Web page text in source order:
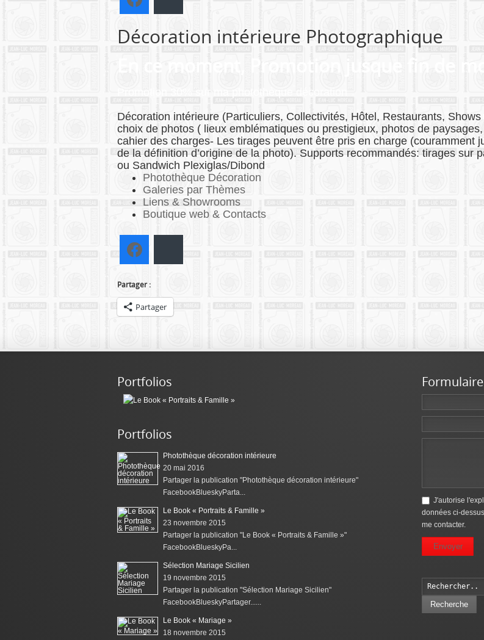
Décoration intérieure Photographique
En ce moment, Promotion jusque fin de
Promotion 30% sur ma photothèque décoration
Décoration intérieure (Particuliers, Collectivités, Hôtel, Restaurants,
choix de photos ( lieux emblématiques ou prestigieux, photos de
cahier des charges- Les tirages peuvent être pris en charge (couramment
de la définition d’origine de la photo). Supports recommandés: tirages sur
ou Sandwich Plexiglas/Dibond
Photothèque Décoration
Galeries par Thèmes
Liens & Showrooms
Boutique web & Contacts
FacebookBluesky
Partager :
Partager
Portfolios
Portfolios
Photothèque décoration intérieure
20 mai 2016
Partager la publication "Photothèque décoration intérieure"
FacebookBlueskyParta...
Le Book « Portraits & Famille »
23 novembre 2015
Partager la publication "Le Book « Portraits & Famille »"
FacebookBlueskyPa...
Sélection Mariage Sicilien
19 novembre 2015
Partager la publication "Sélection Mariage Sicilien"
FacebookBlueskyPartager......
Le Book « Mariage »
18 novembre 2015
J'autorise
données ci-
me contacter.
Envoyer
Recherche